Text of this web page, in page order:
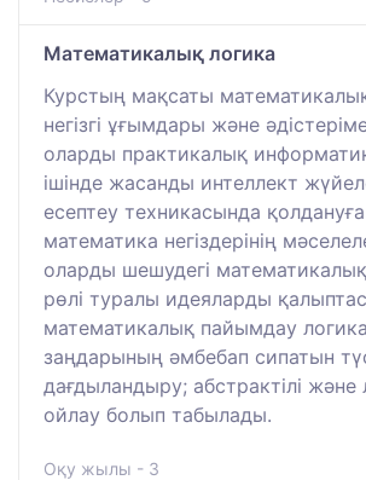
Математикалық логика
Курстың мақсаты
негізгі ұғымдары және
оларды практикалық
ішінде жасанды интеллект
есептеу техникасында
математика негіздерінің
оларды шешудегі
рөлі туралы идеяларды
математикалық пайымдау
заңдарының әмбебап сипатын
дағдыландыру; абстрактілі және
ойлау болып табылады.
Оқу жылы - 3